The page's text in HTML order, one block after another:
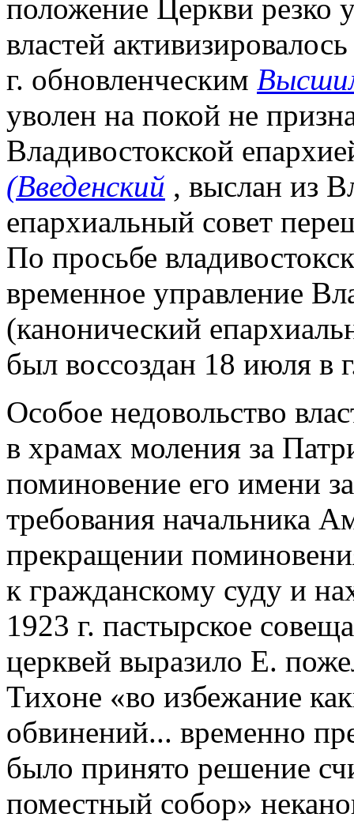
положение Церкви резко
властей
г. обновленческим
уволен на покой не
Владивостокской
(Введенский , выслан из
епархиальный совет
По просьбе
временное управление
(канонический
был воссоздан 18 июля в
Особое недовольство
в храмах моления за
поминовение его имени
требования начальника
прекращении
к гражданскому суду и
1923 г. пастырское
церквей выразило Е.
Тихоне «во избежание
обвинений... временно
было принято решение
поместный собор»